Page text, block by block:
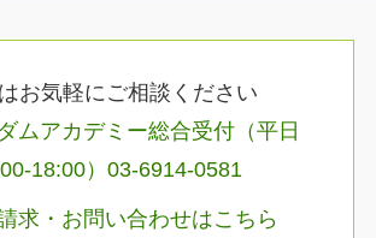
お気軽にご相談ください